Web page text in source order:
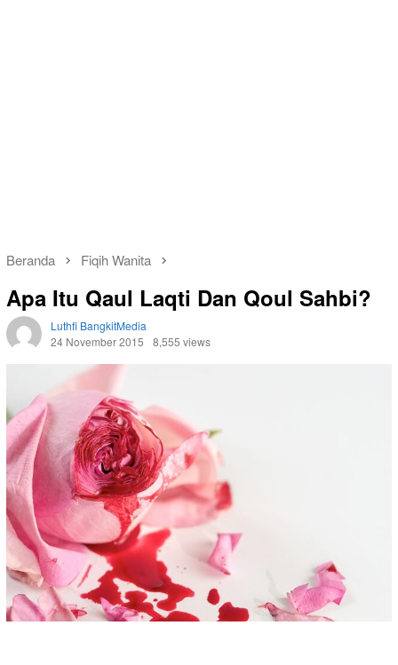
Beranda Fiqih Wanita
Apa Itu Qaul Laqti Dan Qoul Sahbi?
Luthfi BangkitMedia
24 November 2015
8,555 views